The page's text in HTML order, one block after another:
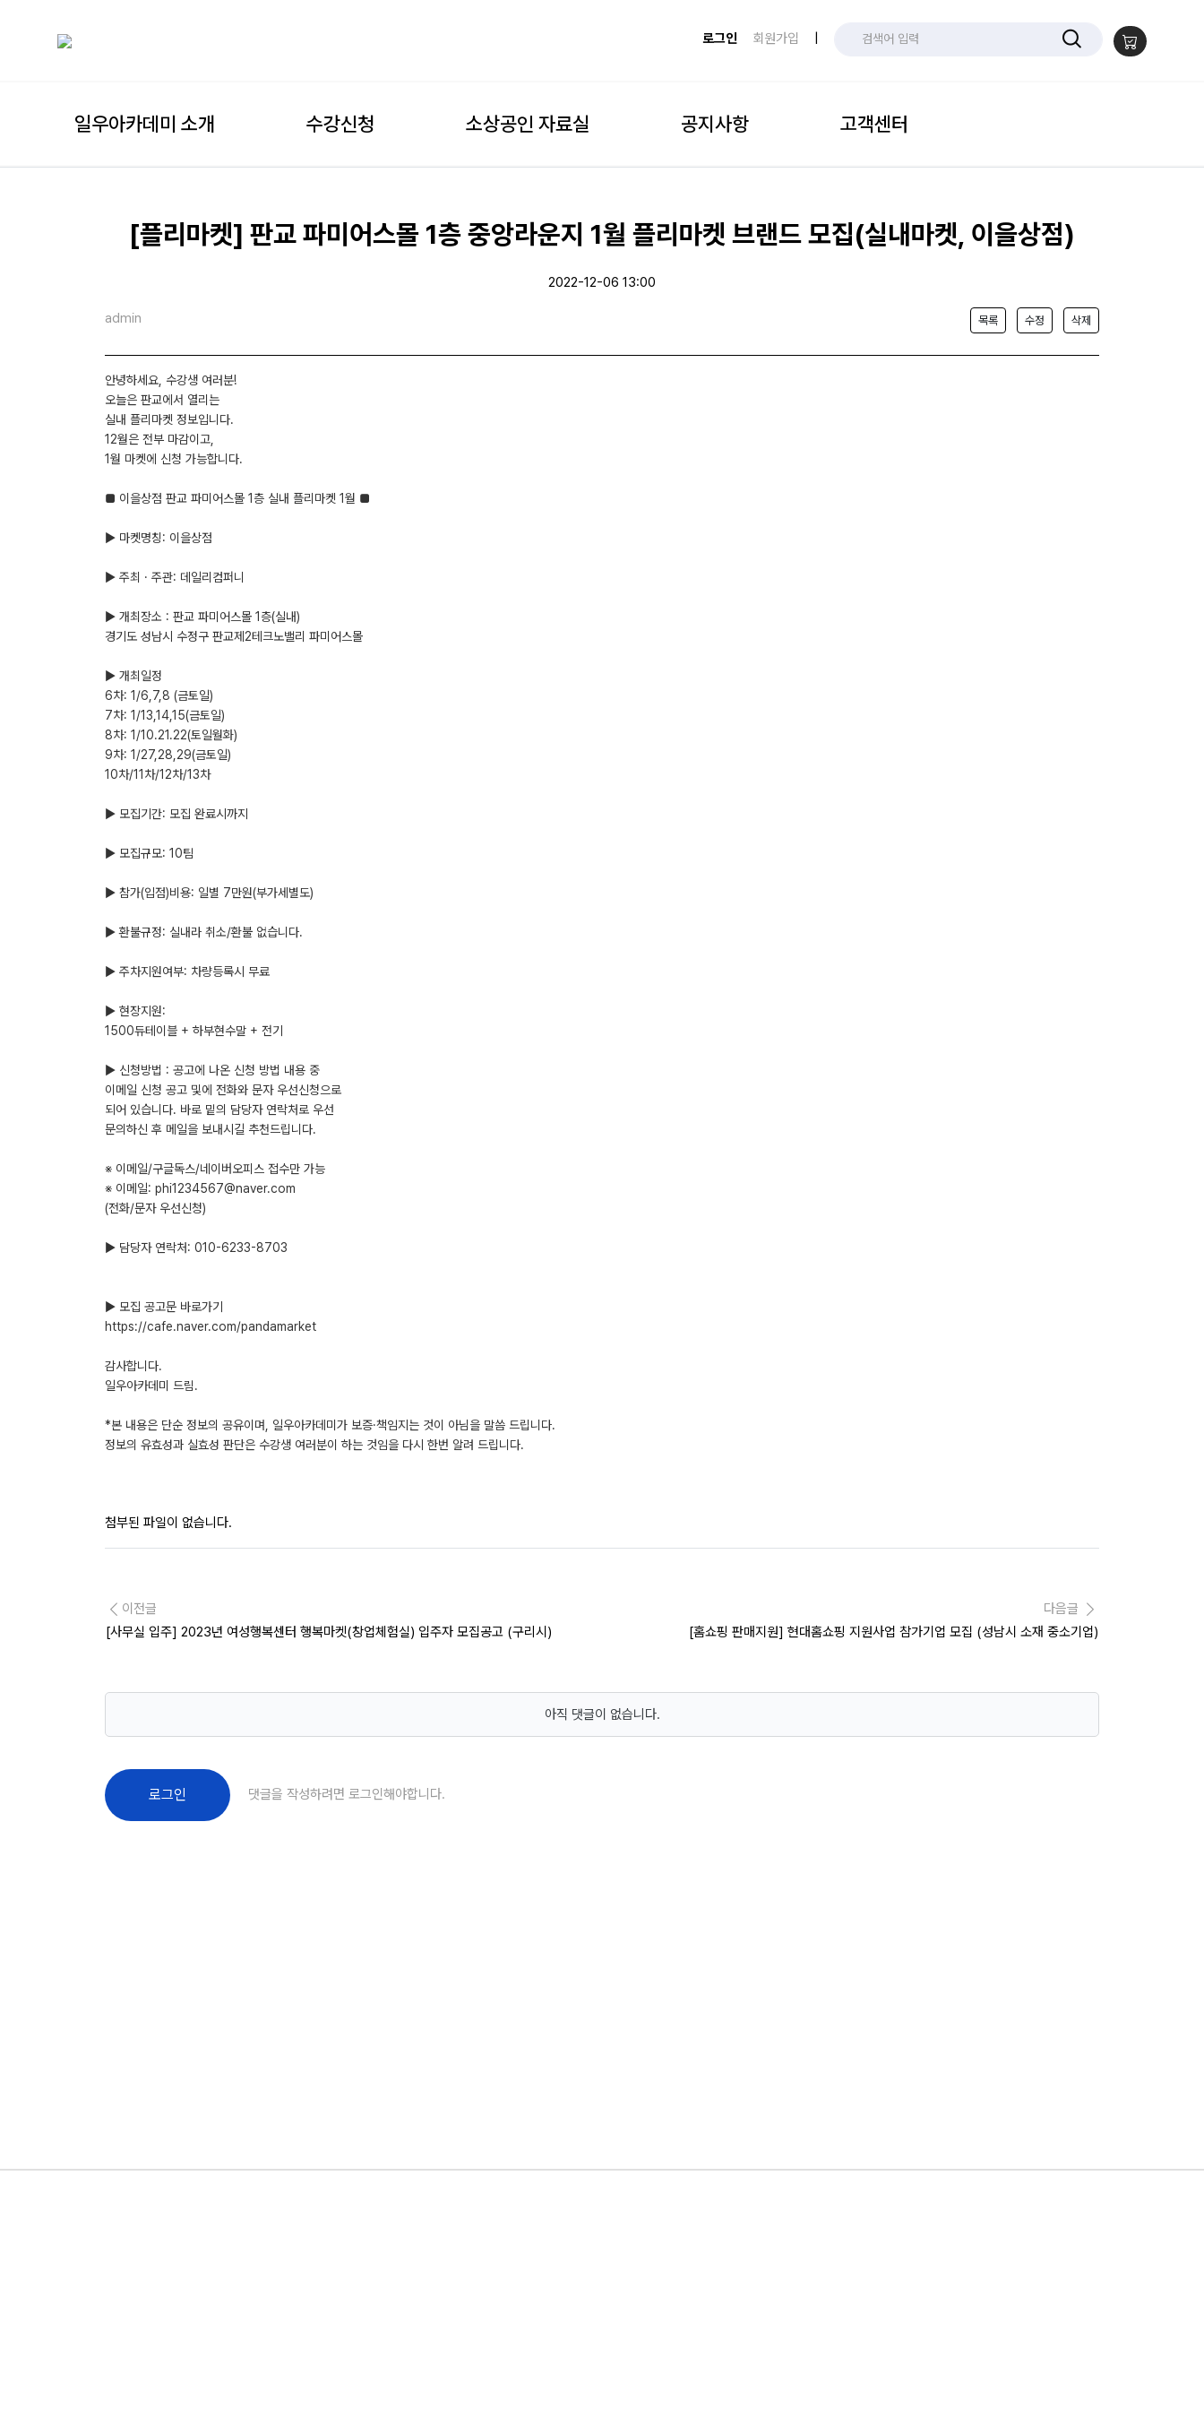
로그인 회원가입
일우아카데미 소개 수강신청 소상공인 자료실 공지사항 고객센터
[플리마켓] 판교 파미어스몰 1층 중앙라운지 1월 플리마켓 브랜드 모집(실내마켓, 이을상점)
2022-12-06 13:00
admin 목록 수정 삭제
안녕하세요, 수강생 여러분!
오늘은 판교에서 열리는
실내 플리마켓 정보입니다.
12월은 전부 마감이고,
1월 마켓에 신청 가능합니다.
■ 이을상점 판교 파미어스몰 1층 실내 플리마켓 1월 ■
▶ 마켓명칭: 이을상점
▶ 주최 · 주관: 데일리컴퍼니
▶ 개최장소 : 판교 파미어스몰 1층(실내)
경기도 성남시 수정구 판교제2테크노밸리 파미어스몰
▶ 개최일정
6차: 1/6,7,8 (금토일)
7차: 1/13,14,15(금토일)
8차: 1/10.21.22(토일월화)
9차: 1/27,28,29(금토일)
10차/11차/12차/13차
▶ 모집기간: 모집 완료시까지
▶ 모집규모: 10팀
▶ 참가(입점)비용: 일별 7만원(부가세별도)
▶ 환불규정: 실내라 취소/환불 없습니다.
▶ 주차지원여부: 차량등록시 무료
▶ 현장지원:
1500듀테이블 + 하부현수말 + 전기
▶ 신청방법 : 공고에 나온 신청 방법 내용 중
이메일 신청 공고 및에 전화와 문자 우선신청으로
되어 있습니다. 바로 밑의 담당자 연락처로 우선
문의하신 후 메일을 보내시길 추천드립니다.
※ 이메일/구글독스/네이버오피스 접수만 가능
※ 이메일: phi1234567@naver.com
(전화/문자 우선신청)
▶ 담당자 연락처: 010-6233-8703
▶ 모집 공고문 바로가기
https://cafe.naver.com/pandamarket
감사합니다.
일우아카데미 드림.
*본 내용은 단순 정보의 공유이며, 일우아카데미가 보증·책임지는 것이 아님을 말씀 드립니다.
정보의 유효성과 실효성 판단은 수강생 여러분이 하는 것임을 다시 한번 알려 드립니다.
첨부된 파일이 없습니다.
이전글
[사무실 입주] 2023년 여성행복센터 행복마켓(창업체험실) 입주자 모집공고 (구리시)
다음글
[홈쇼핑 판매지원] 현대홈쇼핑 지원사업 참가기업 모집 (성남시 소재 중소기업)
아직 댓글이 없습니다.
로그인 댓글을 작성하려면 로그인해야합니다.